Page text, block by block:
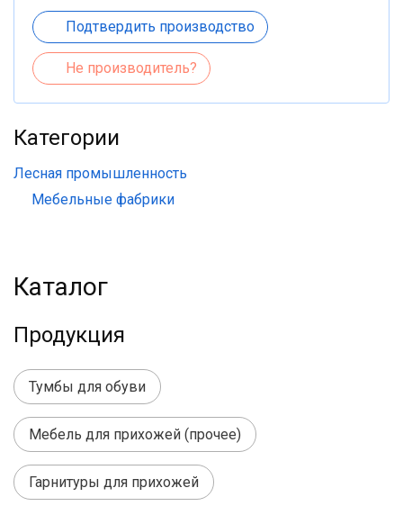
Подтвердить производство
Не производитель?
Категории
Лесная промышленность
Мебельные фабрики
Каталог
Продукция
Тумбы для обуви
Мебель для прихожей (прочее)
Гарнитуры для прихожей